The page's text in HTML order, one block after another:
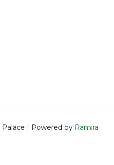
| Powered by Ramira